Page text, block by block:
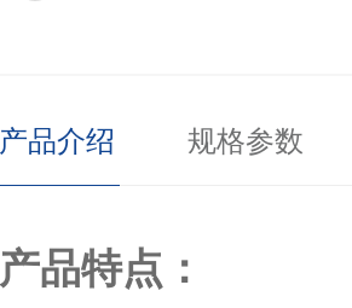
产品介绍 规格参数
产品特点：